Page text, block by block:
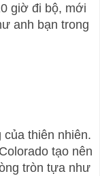
giờ đi bộ, mới
anh bạn trong
của thiên nhiên.
tạo nên
tròn tựa như